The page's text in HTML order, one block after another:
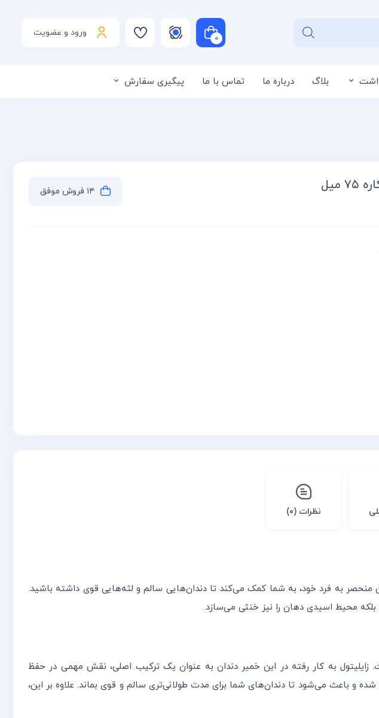
ورود و عضویت ۰
سبد خرید شما خالی است
بلاگ درباره ما تماس با ما پیگیری سفارش
۱۴ فروش موفق
نظرات (۰)
میسویک با فرمولاسیون منحصر به فرد خود، به شما کمک می‌کند تا دندان‌هایی سالم و لثه‌هایی قوی داشته باشید.
بلکه محیط اسیدی دهان را نیز خنثی می‌سازد.
زایلیتول به کار رفته در این خمیر دندان به عنوان یک ترکیب اصلی، نقش مهمی در حفظ
و باعث می‌شود تا دندان‌های شما برای مدت طولانی‌تری سالم و قوی بماند. علاوه بر این،